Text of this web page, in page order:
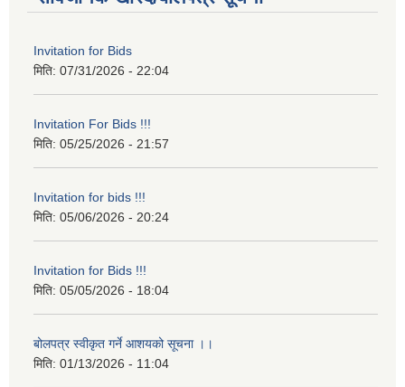
Invitation for Bids
मिति: 07/31/2026 - 22:04
Invitation For Bids !!!
मिति: 05/25/2026 - 21:57
Invitation for bids !!!
मिति: 05/06/2026 - 20:24
Invitation for Bids !!!
मिति: 05/05/2026 - 18:04
बोलपत्र स्वीकृत गर्ने आशयको सूचना ।।
मिति: 01/13/2026 - 11:04